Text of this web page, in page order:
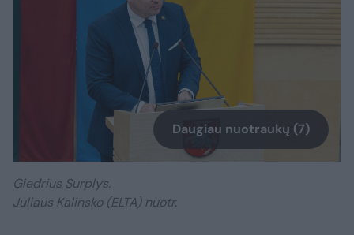
Daugiau nuotraukų (7)
Giedrius Surplys.
Juliaus Kalinsko (ELTA) nuotr.